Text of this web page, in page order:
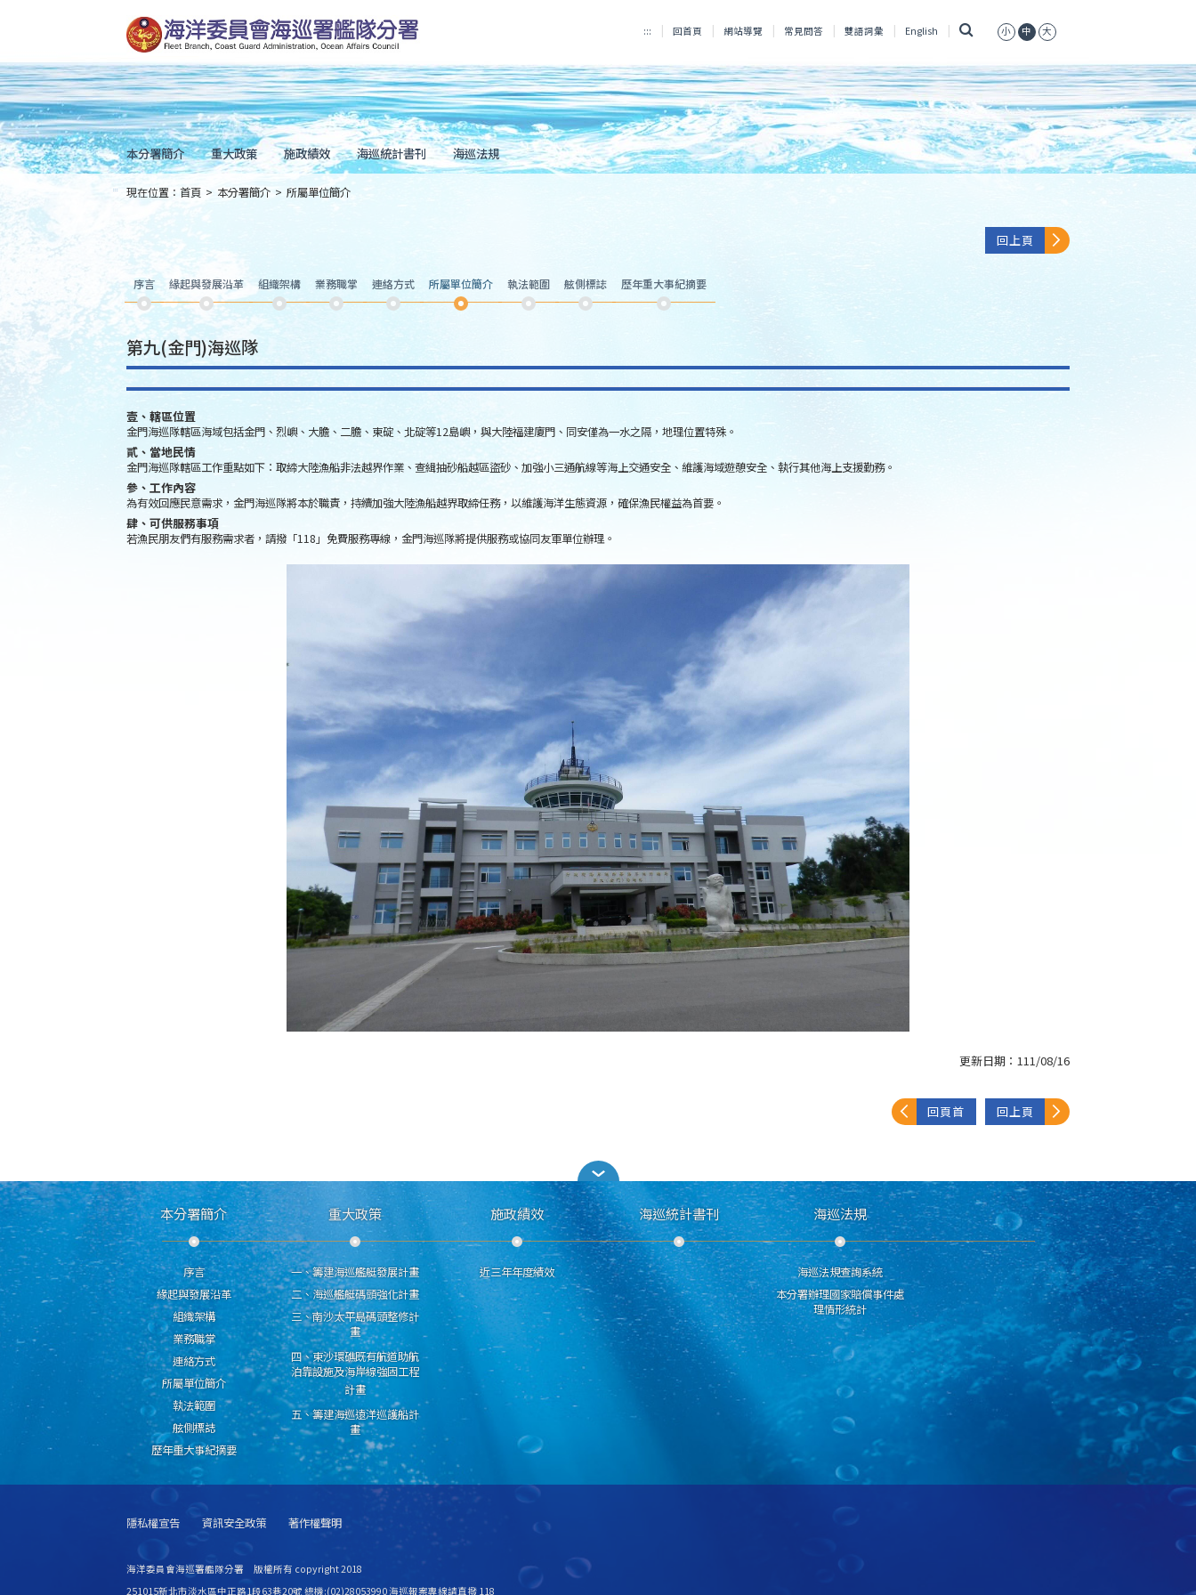
到
主
要
內
容
Skip
to
main
content
::: 回首頁 網站導覽 常見問答 雙語詞彙 English 小 中 大
本分署簡介 重大政策 施政績效 海巡統計書刊 海巡法規
::: 現在位置： 首頁 > 本分署簡介 > 所屬單位簡介
回上頁
序言 緣起與發展沿革 組織架構 業務職掌 連絡方式 所屬單位簡介 執法範圍 舷側標誌 歷年重大事紀摘要
第九(金門)海巡隊
壹、轄區位置
金門海巡隊轄區海域包括金門、烈嶼、大膽、二膽、東碇、北碇等12島嶼，與大陸福建廈門、同安僅為一水之隔，地理位置特殊。
貳、當地民情
金門海巡隊轄區工作重點如下：取締大陸漁船非法越界作業、查緝抽砂船越區盜砂、加強小三通航線等海上交通安全、維護海域遊憩安全、執行其他海上支援勤務。
參、工作內容
為有效回應民意需求，金門海巡隊將本於職責，持續加強大陸漁船越界取締任務，以維護海洋生態資源，確保漁民權益為首要。
肆、可供服務事項
若漁民朋友們有服務需求者，請撥「118」免費服務專線，金門海巡隊將提供服務或協同友軍單位辦理。
更新日期： 111/08/16
回頁首 回上頁
本分署簡介
序言
緣起與發展沿革
組織架構
業務職掌
連絡方式
所屬單位簡介
執法範圍
舷側標誌
歷年重大事紀摘要
重大政策
一、籌建海巡艦艇發展計畫
二、海巡艦艇碼頭強化計畫
三、南沙太平島碼頭整修計
畫
四、東沙環礁既有航道助航
泊靠設施及海岸線強固工程
計畫
五、籌建海巡遠洋巡護船計
畫
施政績效
近三年年度績效
海巡統計書刊 海巡法規
海巡法規查詢系統
本分署辦理國家賠償事件處
理情形統計
隱私權宣告 資訊安全政策 著作權聲明
海洋委員會海巡署艦隊分署 版權所有 copyright 2018
251015新北市淡水區中正路1段63巷20號 總機:(02)28053990 海巡報案專線請直撥 118